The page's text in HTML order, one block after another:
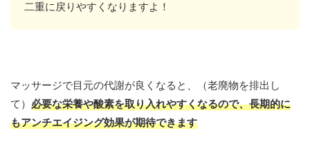
二重に戻りやすくなりますよ！
マッサージで目元の代謝が良くなると、（老廃物を排出し
て） 必要な栄養や酸素を取り入れやすくなるので、長期的に
もアンチエイジング効果が期待できます